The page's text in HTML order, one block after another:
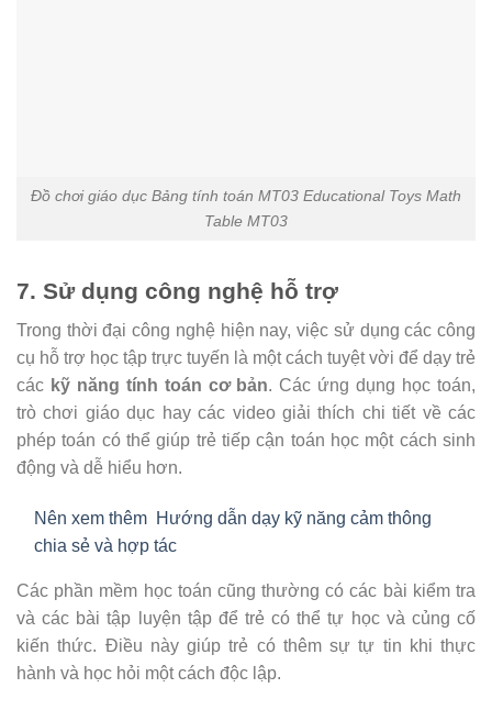
Đồ chơi giáo dục Bảng tính toán MT03 Educational Toys Math
Table MT03
7. Sử dụng công nghệ hỗ trợ
Trong thời đại công nghệ hiện nay, việc sử dụng các công
cụ hỗ trợ học tập trực tuyến là một cách tuyệt vời để dạy trẻ
các kỹ năng tính toán cơ bản. Các ứng dụng học toán,
trò chơi giáo dục hay các video giải thích chi tiết về các
phép toán có thể giúp trẻ tiếp cận toán học một cách sinh
động và dễ hiểu hơn.
Nên xem thêm Hướng dẫn dạy kỹ năng cảm thông
chia sẻ và hợp tác
Các phần mềm học toán cũng thường có các bài kiểm tra
và các bài tập luyện tập để trẻ có thể tự học và củng cố
kiến thức. Điều này giúp trẻ có thêm sự tự tin khi thực
hành và học hỏi một cách độc lập.